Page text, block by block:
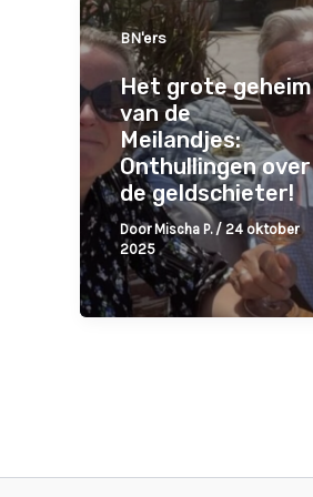
BN'ers
Het grote geheim
van de
Meilandjes:
Onthullingen over
de geldschieter!
Door Mischa P. / 24 oktober
2025